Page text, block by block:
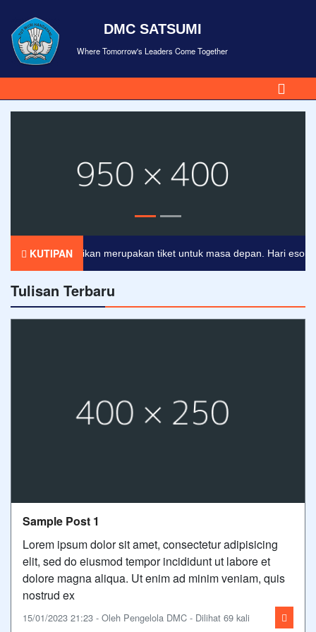
DMC SATSUMI
Where Tomorrow's Leaders Come Together
KUTIPAN
Pendidikan merupakan tiket untuk masa depan. Hari esok
Tulisan Terbaru
Sample Post 1
Lorem ipsum dolor sit amet, consectetur adipisicing
elit, sed do eiusmod tempor incididunt ut labore et
dolore magna aliqua. Ut enim ad minim veniam, quis
nostrud ex
15/01/2023 21:23 - Oleh Pengelola DMC - Dilihat 69 kali